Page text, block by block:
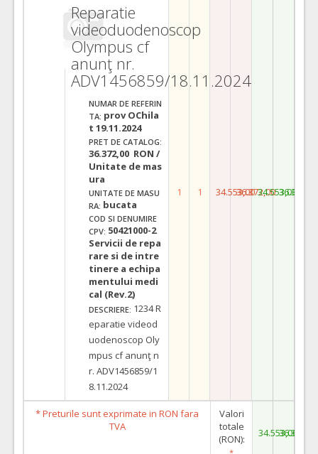
Reparatie
videoduodenoscop
Olympus cf
anunţ nr.
ADV1456859/18.11.2024
NUMAR DE REFERIN
TA: prov OChila
t 19.11.2024
PRET DE CATALOG:
36.372,00 RON /
Unitate de mas
ura
UNITATE DE MASU
RA: bucata
COD SI DENUMIRE
CPV: 50421000-2
Servicii de repa
rare si de intre
tinere a echipa
mentului medi
cal (Rev.2)
DESCRIERE: 1234 R
eparatie videod
uodenoscop Oly
mpus cf anunţ n
r. ADV1456859/1
8.11.2024
1 1 34.553,0036.372,0034.553,00
* Preturile sunt exprimate in RON fara
TVA
Valori
totale
(RON):
34.553,00